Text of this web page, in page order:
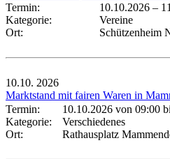
Termin:
10.10.2026 –
Kategorie:
Vereine
Ort:
Schützenheim
10.10. 2026
Marktstand mit fairen Waren in
Termin:
10.10.2026 von 09:00
Kategorie:
Verschiedenes
Ort:
Rathausplatz